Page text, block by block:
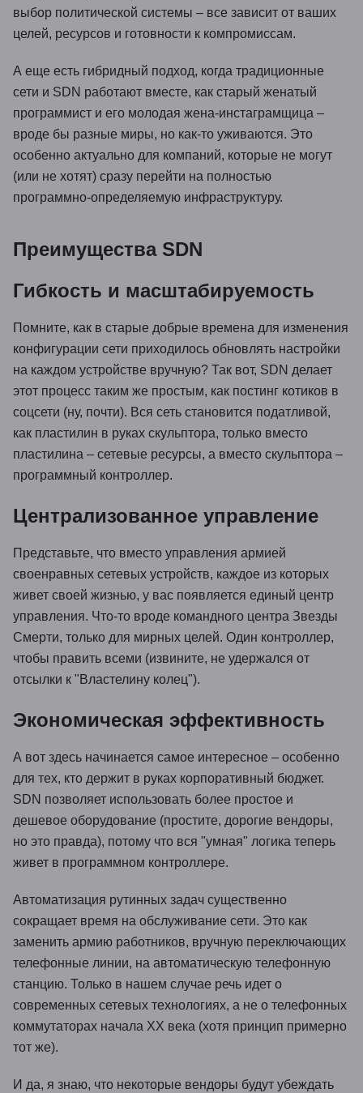
выбор политической системы – все зависит от ваших
целей, ресурсов и готовности к компромиссам.
А еще есть гибридный подход, когда традиционные
сети и SDN работают вместе, как старый женатый
программист и его молодая жена-инстаграмщица –
вроде бы разные миры, но как-то уживаются. Это
особенно актуально для компаний, которые не могут
(или не хотят) сразу перейти на полностью
программно-определяемую инфраструктуру.
Преимущества SDN
Гибкость и масштабируемость
Помните, как в старые добрые времена для изменения
конфигурации сети приходилось обновлять настройки
на каждом устройстве вручную? Так вот, SDN делает
этот процесс таким же простым, как постинг котиков в
соцсети (ну, почти). Вся сеть становится податливой,
как пластилин в руках скульптора, только вместо
пластилина – сетевые ресурсы, а вместо скульптора –
программный контроллер.
Централизованное управление
Представьте, что вместо управления армией
своенравных сетевых устройств, каждое из которых
живет своей жизнью, у вас появляется единый центр
управления. Что-то вроде командного центра Звезды
Смерти, только для мирных целей. Один контроллер,
чтобы править всеми (извините, не удержался от
отсылки к "Властелину колец").
Экономическая эффективность
А вот здесь начинается самое интересное – особенно
для тех, кто держит в руках корпоративный бюджет.
SDN позволяет использовать более простое и
дешевое оборудование (простите, дорогие вендоры,
но это правда), потому что вся "умная" логика теперь
живет в программном контроллере.
Автоматизация рутинных задач существенно
сокращает время на обслуживание сети. Это как
заменить армию работников, вручную переключающих
телефонные линии, на автоматическую телефонную
станцию. Только в нашем случае речь идет о
современных сетевых технологиях, а не о телефонных
коммутаторах начала XX века (хотя принцип примерно
тот же).
И да, я знаю, что некоторые вендоры будут убеждать